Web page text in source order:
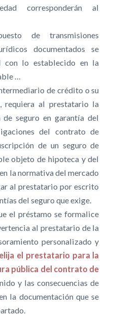
corresponderán al
de transmisiones
documentados se
con lo establecido en la
…
de crédito o su
requiera al prestatario la
seguro en garantía del
del contrato de
de un seguro de
objeto de hipoteca y del
la normativa del mercado
al prestatario por escrito
del seguro que exige.
el préstamo se formalice
al prestatario de la
personalizado y
el prestatario para la
pública del contrato de
y las consecuencias de
la documentación que se